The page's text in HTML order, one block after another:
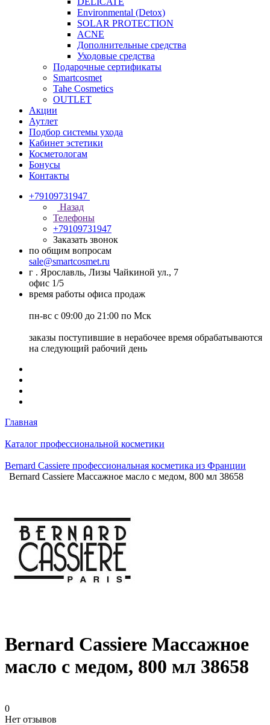
Environmental (Detox)
SOLAR PROTECTION
АCNE
Дополнительные средства
Уходовые средства
Подарочные сертификаты
Smartcosmet
Tahe Cosmetics
OUTLET
Акции
Аутлет
Подбор системы ухода
Кабинет эстетики
Косметологам
Бонусы
Контакты
+79109731947
Назад
Телефоны
+79109731947
Заказать звонок
по общим вопросам
sale@smartcosmet.ru
г . Ярославль, Лизы Чайкиной ул., 7
офис 1/5
время работы офиса продаж
пн-вс с 09:00 до 21:00 по Мск
заказы поступившие в нерабочее время обрабатываются
на следующий рабочий день
Главная
Каталог профессиональной косметики
Bernard Cassiere профессиональная косметика из Франции
Bernard Cassiere Массажное масло с медом, 800 мл 38658
Bernard Cassiere Массажное
масло с медом, 800 мл 38658
0
Нет отзывов